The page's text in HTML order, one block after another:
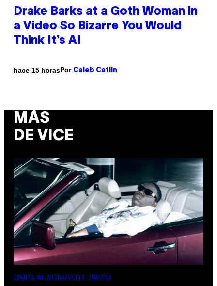
Drake Barks at a Goth Woman in
a Video So Bizarre You Would
Think It’s AI
hace 15 horasPor Caleb Catlin
MÁS
DE VICE
(PHOTO BY NITRO/GETTY IMAGES)